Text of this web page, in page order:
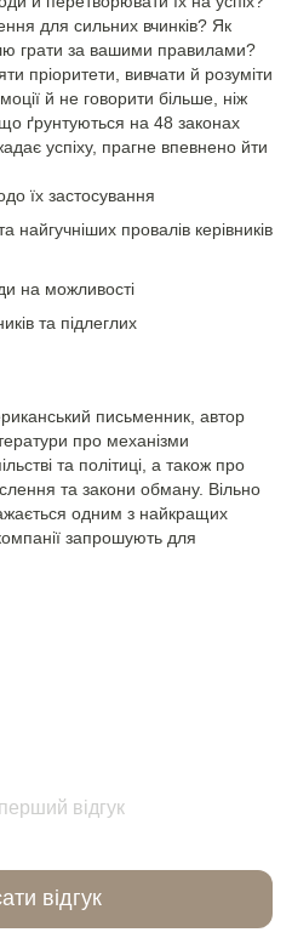
для сильних вчинків? Як
грати за вашими правилами?
пріоритети, вивчати й розуміти
й не говорити більше, ніж
ґрунтуються на 48 законах
успіху, прагне впевнено йти
їх застосування
найгучніших провалів керівників
на можливості
та підлеглих
письменник, автор
про механізми
та політиці, а також про
та закони обману. Вільно
одним з найкращих
компанії запрошують для
відгук
відгук